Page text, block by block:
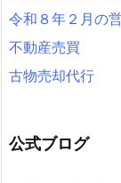
令和８年２月の
不動産売買
古物売却代行
公式ブログ